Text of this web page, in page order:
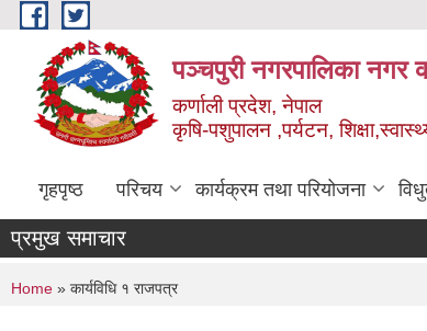
Skip to main content
पञ्चपुरी नगरपालिका नगर
कर्णाली प्रदेश, नेपाल
कृषि-पशुपालन ,पर्यटन,
गृहपृष्ठ परिचय कार्यक्रम तथा परियोजना
प्रमुख समाचार
You are here
Home » कार्यविधि १ राजपत्र